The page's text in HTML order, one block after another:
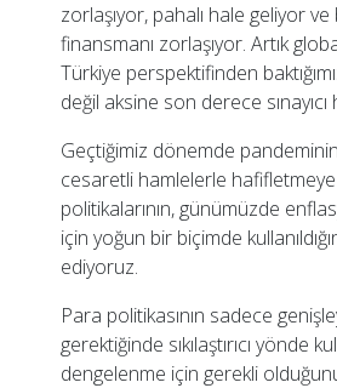
zorlaşıyor, pahalı hale geliyor
finansmanı zorlaşıyor. Artık
Türkiye perspektifinden
değil aksine son derece
Geçtiğimiz dönemde
cesaretli hamlelerle hafifletmeye
politikalarının, günümüzde
için yoğun bir biçimde
ediyoruz.
Para politikasının sadece
gerektiğinde sıkılaştırıcı yönde
dengelenme için gerekli